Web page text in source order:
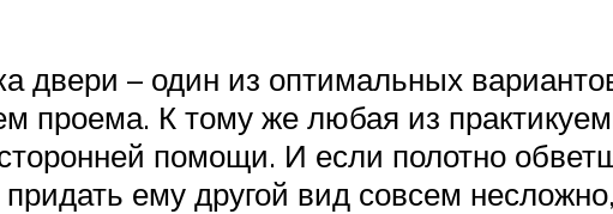
двери – один из оптимальных
проема. К тому же любая из
помощи. И если полотно
придать ему другой вид совсем